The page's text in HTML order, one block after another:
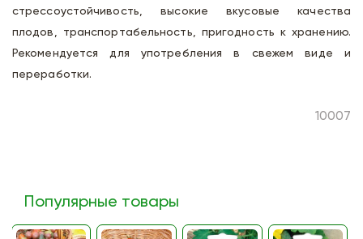
стрессоустойчивость, высокие вкусовые качества
плодов, транспортабельность, пригодность к хранению.
Рекомендуется для употребления в свежем виде и
переработки.
10007
Популярные товары